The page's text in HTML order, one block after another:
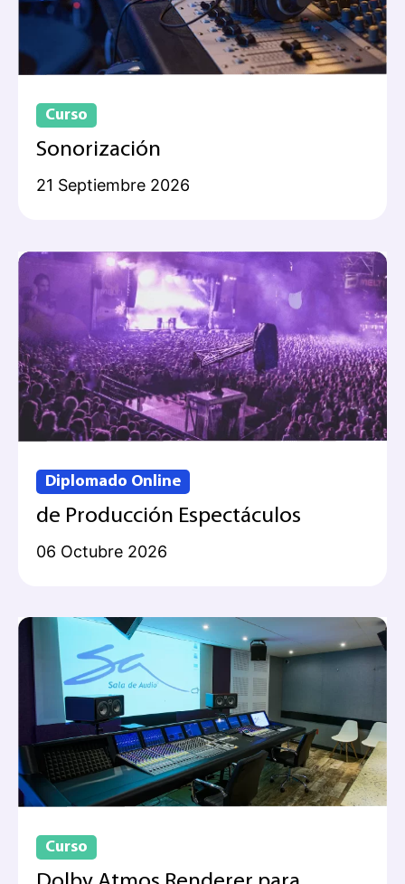
Curso
Sonorización
21 Septiembre 2026
Diplomado Online
de Producción Espectáculos
06 Octubre 2026
Curso